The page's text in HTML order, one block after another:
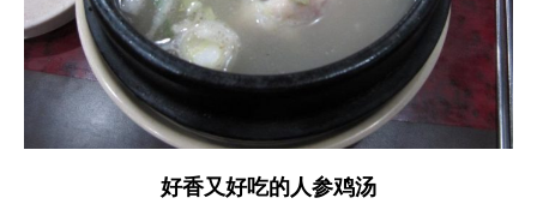
好香又好吃的人参鸡汤